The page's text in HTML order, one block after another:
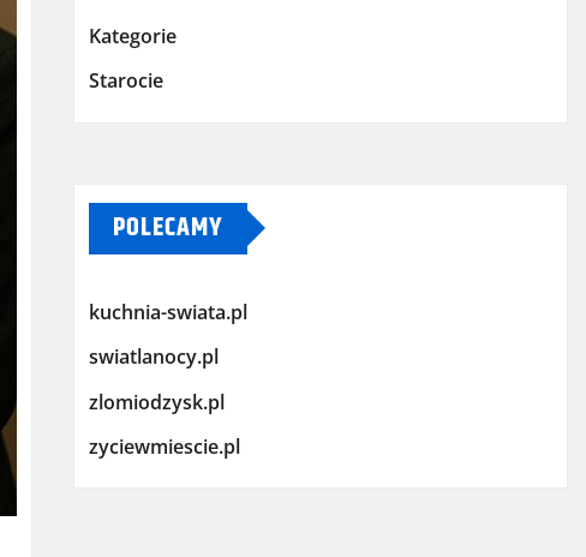
Kategorie
Starocie
POLECAMY
kuchnia-swiata.pl
swiatlanocy.pl
zlomiodzysk.pl
zyciewmiescie.pl